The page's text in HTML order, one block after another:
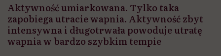
Aktywność umiarkowana. Tylko taka
zapobiega utracie wapnia. Aktywność zbyt
intensywna i długotrwała powoduje utratę
wapnia w bardzo szybkim tempie